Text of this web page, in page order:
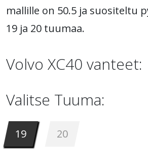
mallille on 50.5 ja suositeltu
19 ja 20 tuumaa.
Volvo XC40 vanteet:
Valitse Tuuma:
19 20